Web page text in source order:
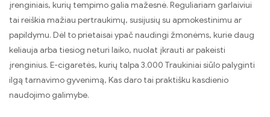
įrenginiais, kurių tempimo galia mažesnė. Reguliariam garlaiviui
tai reiškia mažiau pertraukimų, susijusių su apmokestinimu ar
papildymu. Dėl to prietaisai ypač naudingi žmonėms, kurie daug
keliauja arba tiesiog neturi laiko, nuolat įkrauti ar pakeisti
įrenginius. E-cigaretės, kurių talpa 3.000 Traukiniai siūlo palyginti
ilgą tarnavimo gyvenimą, Kas daro tai praktišku kasdienio
naudojimo galimybe.